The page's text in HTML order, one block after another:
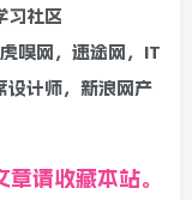
习社区
嗅网，速途网，IT
设计师，新浪网产
请收藏本站。